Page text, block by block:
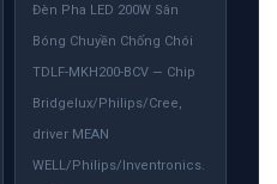
Đèn Pha LED 200W Sân
Bóng Chuyền Chống Chói
TDLF-MKH200-BCV — Chip
Bridgelux/Philips/Cree,
driver MEAN
WELL/Philips/Inventronics.